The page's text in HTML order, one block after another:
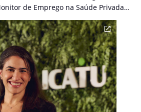
de Emprego na Saúde Privada…